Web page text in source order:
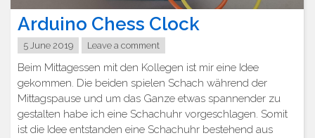
Arduino Chess Clock
5 June 2019 Leave a comment
Beim Mittagessen mit den Kollegen ist mir eine Idee
gekommen. Die beiden spielen Schach während der
Mittagspause und um das Ganze etwas spannender zu
gestalten habe ich eine Schachuhr vorgeschlagen. Somit
ist die Idee entstanden eine Schachuhr bestehend aus